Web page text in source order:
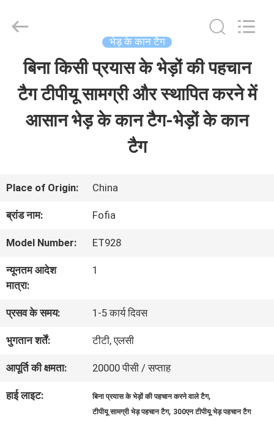
उत्पादों
बारे
कारखाना
भ्रमण
गुणवत्ता
नियंत्रण
Technology
भेड़ के कान टैग
बिना किसी प्रयास के भेड़ों की पहचान
टैग टीपीयू सामग्री और स्थापित करने में
आसान भेड़ के कान टैग-भेड़ों के कान
टैग
Place of Origin: China
ब्रांड नाम: Fofia
Model Number: ET928
न्यूनतम आदेश
मात्रा:
1
प्रसव के समय: 1-5 कार्य दिवस
भुगतान शर्तें: टीटी, एलसी
आपूर्ति की क्षमता: 20000 पीसी / सप्ताह
हाई लाइट: बिना प्रयास के भेड़ों की पहचान करने वाले टैग,
टीपीयू सामग्री भेड़ पहचान टैग, 300एन टीपीयू भेड़ पहचान टैग